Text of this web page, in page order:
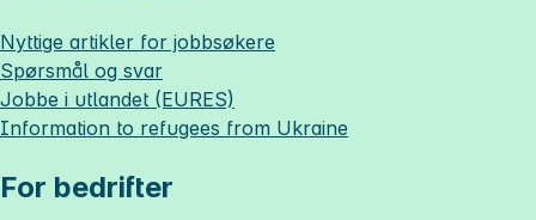
Nyttige artikler for jobbsøkere
Spørsmål og svar
Jobbe i utlandet (EURES)
Information to refugees from Ukraine
For bedrifter